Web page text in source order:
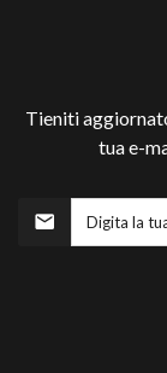
Tieniti
tua e-